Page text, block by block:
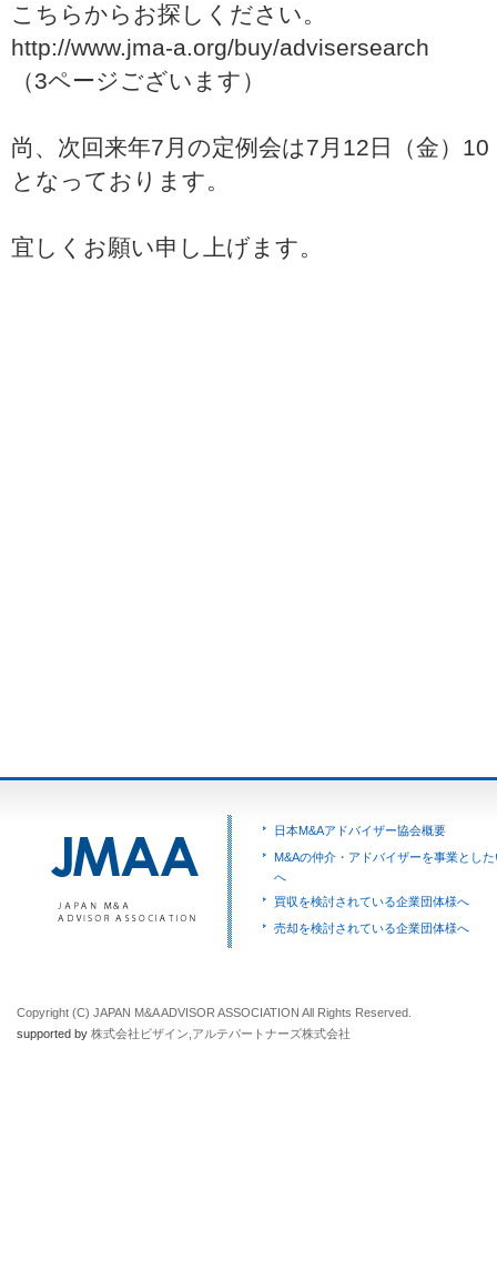
こちらからお探しください。
http://www.jma-a.org/buy/advisersearch
（3ページございます）
尚、次回来年7月の定例会は7月12日（金）
となっております。
宜しくお願い申し上げます。
日本M&Aアドバイザー協会概要
M&Aの仲介・アドバイザーを事業とし
へ
買収を検討されている企業団体様へ
売却を検討されている企業団体様へ
Copyright (C) JAPAN M&A ADVISOR ASSOCIATION All Rights Reserved.
supported by 株式会社ビザイン アルテパートナーズ株式会社